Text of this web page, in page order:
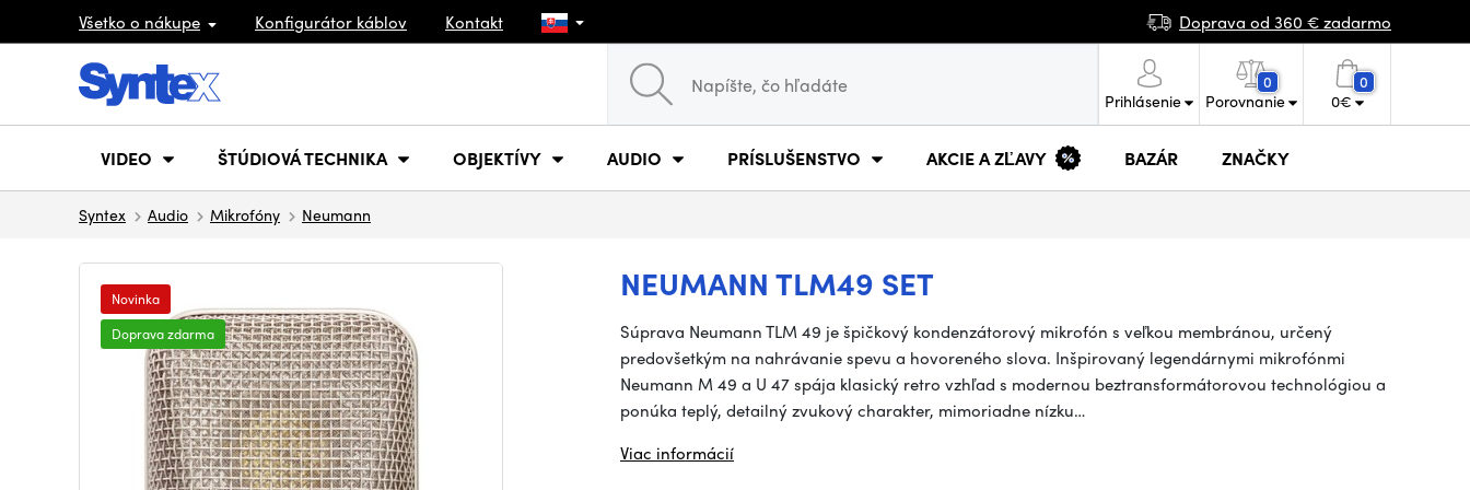
Všetko o nákupe Konfigurátor káblov Kontakt Doprava od 360 € zadarmo
Prihlásenie
0
Porovnanie
0
0€
VIDEO ŠTÚDIOVÁ TECHNIKA OBJEKTÍVY AUDIO PRÍSLUŠENSTVO AKCIE A ZĽAVY BAZÁR ZNAČKY
Syntex Audio Mikrofóny Neumann
NEUMANN TLM49 SET
Novinka
Doprava zdarma
Súprava Neumann TLM 49 je špičkový kondenzátorový mikrofón s veľkou membránou, určený
predovšetkým na nahrávanie spevu a hovoreného slova. Inšpirovaný legendárnymi mikrofónmi
Neumann M 49 a U 47 spája klasický retro vzhľad s modernou beztransformátorovou technológiou a
ponúka teplý, detailný zvukový charakter, mimoriadne nízku…
Viac informácií